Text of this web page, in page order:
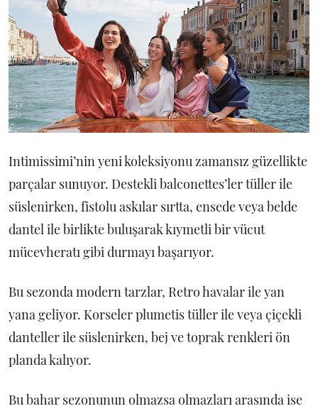
Intimissimi’nin yeni koleksiyonu zamansız güzellikte
parçalar sunuyor. Destekli balconettes’ler tüller ile
süslenirken, fistolu askılar sırtta, ensede veya belde
dantel ile birlikte buluşarak kıymetli bir vücut
mücevheratı gibi durmayı başarıyor.
Bu sezonda modern tarzlar, Retro havalar ile yan
yana geliyor. Korseler plumetis tüller ile veya çiçekli
danteller ile süslenirken, bej ve toprak renkleri ön
planda kalıyor.
Bu bahar sezonunun olmazsa olmazları arasında ise